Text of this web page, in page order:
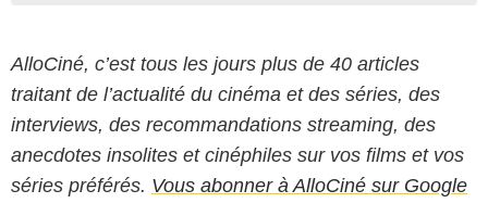
AlloCiné, c’est tous les jours plus de 40 articles
traitant de l’actualité du cinéma et des séries, des
interviews, des recommandations streaming, des
anecdotes insolites et cinéphiles sur vos films et vos
séries préférés. Vous abonner à AlloCiné sur Google